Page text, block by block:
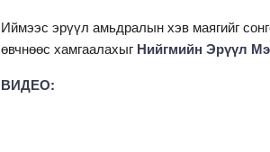
Иймээс эрүүл амьдралын хэв маягийг
өвчнөөс хамгаалахыг Нийгмийн Эрүүл
ВИДЕО: